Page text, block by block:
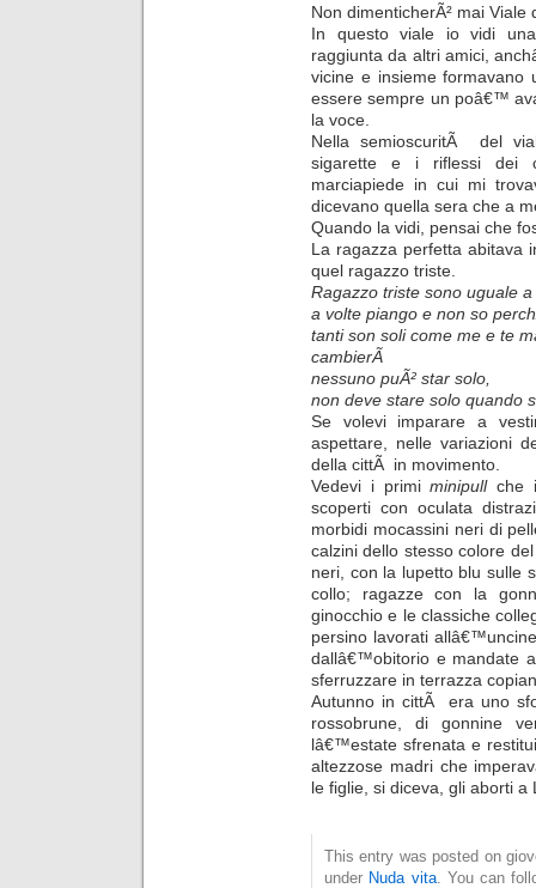
Non dimenticherÃ² mai Viale
In questo viale io vidi
raggiunta da altri amici,
vicine e insieme formavano
essere sempre un poâ€™
la voce.
Nella semioscuritÃ del
sigarette e i riflessi dei
marciapiede in cui mi
dicevano quella sera che a
Quando la vidi, pensai che
La ragazza perfetta abitava
quel ragazzo triste.
Ragazzo triste sono uguale a
a volte piango e non so
tanti son soli come me e te
cambierÃ
nessuno puÃ² star solo,
non deve stare solo quando
Se volevi imparare a
aspettare, nelle variazioni
della cittÃ in movimento.
Vedevi i primiminipullche
scoperti con oculata
morbidi mocassini neri di
calzini dello stesso colore
neri, con la lupetto blu sulle
collo; ragazze con la
ginocchio e le classiche
persino lavorati
dallâ€™obitorio e mandate
sferruzzare in terrazza
Autunno in cittÃ era uno
rossobrune, di gonnine
lâ€™estate sfrenata e
altezzose madri che
le figlie, si diceva, gli aborti a
This entry was posted on
under Nuda vita. You can